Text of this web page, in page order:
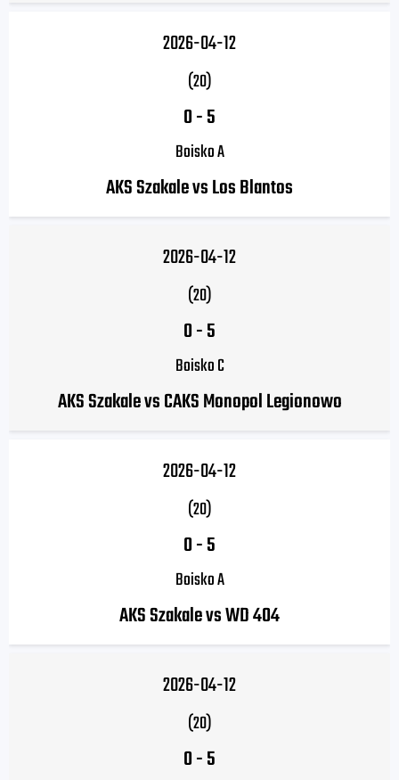
2026-04-12
(20)
0-5
Boisko A
AKS Szakale vs Los Blantos
2026-04-12
(20)
0-5
Boisko C
AKS Szakale vs CAKS Monopol Legionowo
2026-04-12
(20)
0-5
Boisko A
AKS Szakale vs WD 404
2026-04-12
(20)
0-5